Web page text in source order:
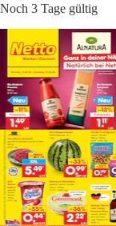
Noch 3 Tage gültig